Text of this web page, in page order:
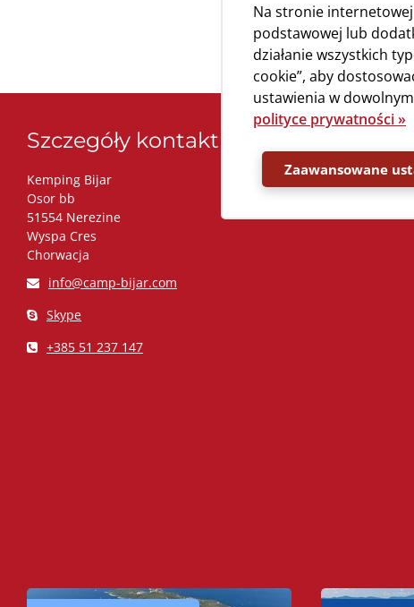
Szczegóły kontaktu
Kemping Bijar
Osor bb
51554 Nerezine
Wyspa Cres
Chorwacja
info@camp-bijar.com
Skype
+385 51 237 147
Na stronie internetowej
podstawowej lub
działanie wszystkich
cookie”, aby
ustawienia w
polityce prywatności »
Zaawansowane